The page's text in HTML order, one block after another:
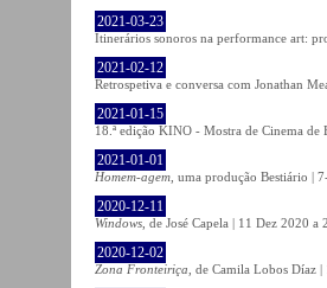
2021-03-23
Itinerários sonoros na performance art:
2021-02-12
Retrospetiva e conversa com Jonathan
2021-01-15
18.ª edição KINO - Mostra de Cinema
2021-01-01
Homem-agem , uma produção Bestiário |
2020-12-11
Windows , de José Capela | 11 Dez
2020-12-02
Zona Fronteiriça , de Camila Lobos Díaz